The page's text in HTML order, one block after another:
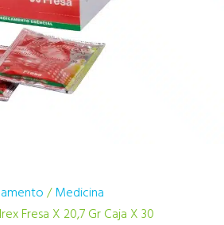
/Medicina
Fresa X 20,7 Gr Caja X 30